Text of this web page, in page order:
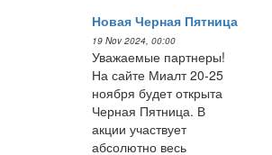
Новая Черная Пятница
19 Nov 2024, 00:00
Уважаемые партнеры!
На сайте Миалт 20-25
ноября будет открыта
Черная Пятница. В
акции участвует
абсолютно весь